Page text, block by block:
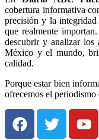
cobertura informativa
precisión y la
que realmente
descubrir y analizar los
México y el mundo,
calidad.
Porque estar bien
ofrecemos el periodismo